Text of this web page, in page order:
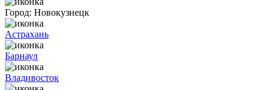
Город: Новокузнецк
Астрахань
Барнаул
Владивосток